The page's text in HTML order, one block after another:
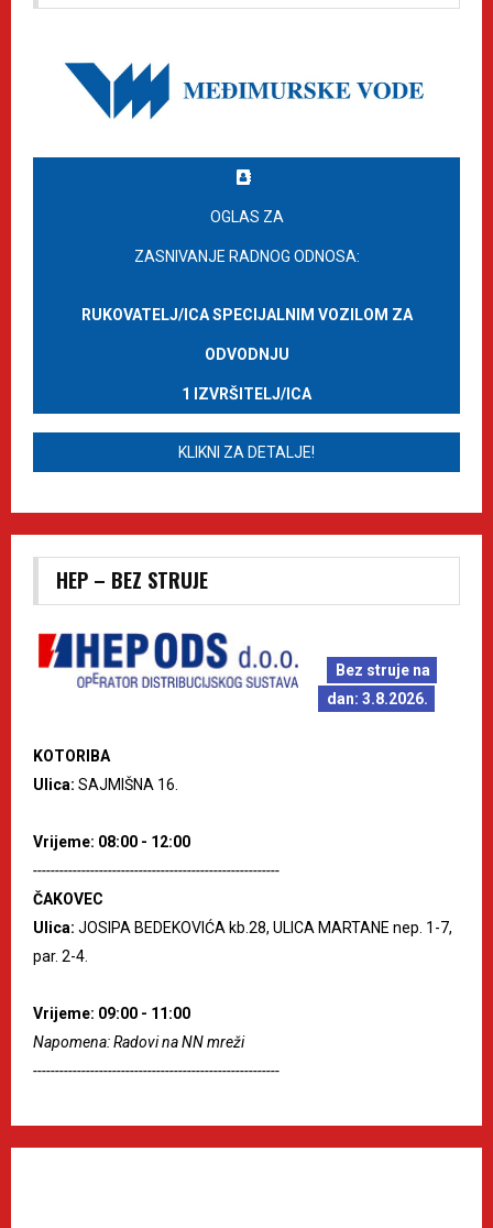
OGLAS ZA
ZASNIVANJE RADNOG ODNOSA:
RUKOVATELJ/ICA SPECIJALNIM VOZILOM ZA
ODVODNJU
1 IZVRŠITELJ/ICA
KLIKNI ZA DETALJE!
HEP – BEZ STRUJE
Bez struje na
dan: 3.8.2026.
KOTORIBA
Ulica: SAJMIŠNA 16.
Vrijeme: 08:00 - 12:00
--------------------------------------------------------
ČAKOVEC
Ulica: JOSIPA BEDEKOVIĆA kb.28, ULICA MARTANE nep. 1-7,
par. 2-4.
Vrijeme: 09:00 - 11:00
Napomena: Radovi na NN mreži
--------------------------------------------------------